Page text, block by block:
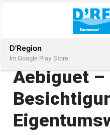
Immobilien
Veranstaltungen
Aebiguet –
D'Region
Im Google Play Store